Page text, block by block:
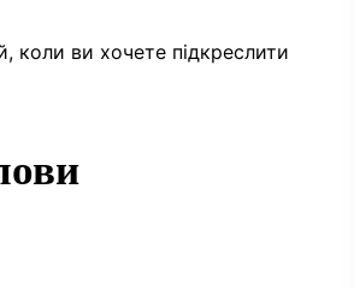
коли ви хочете підкреслити